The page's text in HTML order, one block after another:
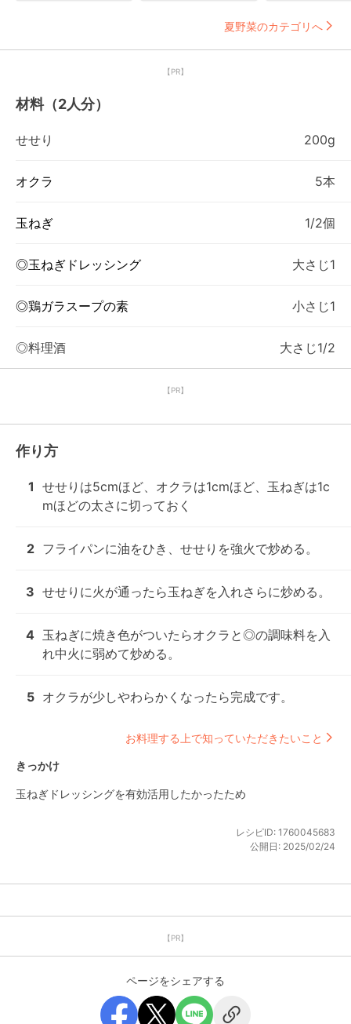
夏野菜のカテゴリへ
【PR】
材料（2人分）
せせり 200g
オクラ 5本
玉ねぎ 1/2個
◎玉ねぎドレッシング 大さじ1
◎鶏ガラスープの素 小さじ1
◎料理酒 大さじ1/2
【PR】
作り方
1 せせりは5cmほど、オクラは1cmほど、玉ねぎは1c
mほどの太さに切っておく
2 フライパンに油をひき、せせりを強火で炒める。
3 せせりに火が通ったら玉ねぎを入れさらに炒める。
4 玉ねぎに焼き色がついたらオクラと◎の調味料を入
れ中火に弱めて炒める。
5 オクラが少しやわらかくなったら完成です。
お料理する上で知っていただきたいこと
きっかけ
玉ねぎドレッシングを有効活用したかったため
レシピID: 1760045683
公開日: 2025/02/24
【PR】
ページをシェアする